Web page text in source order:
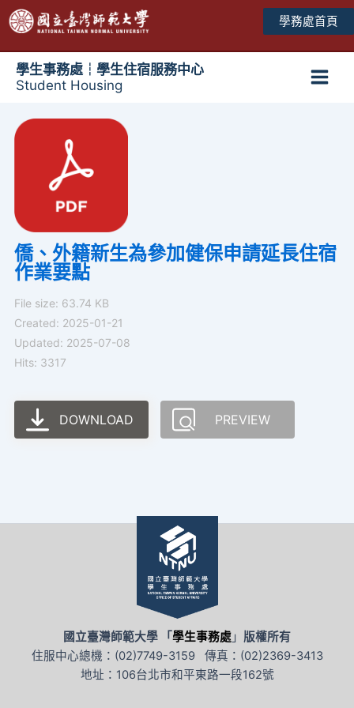
至
學務處首頁
學生事務處┆學生住宿服務中心
Student Housing
僑、外籍新生為參加健保申請延長住宿
作業要點
File size: 63.74 KB
Created: 2025-01-21
Updated: 2025-07-08
Hits: 3317
DOWNLOAD PREVIEW
國立臺灣師範大學 「學生事務處 」 版權所有
住服中心總機：(02)7749-3159 傳真：(02)2369-3413
地址：106台北市和平東路一段162號